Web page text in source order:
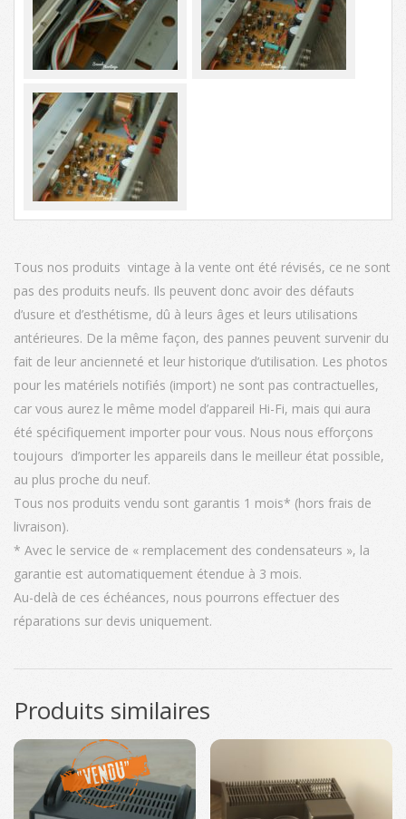
Tous nos produits vintage à la vente ont été révisés, ce ne sont
pas des produits neufs. Ils peuvent donc avoir des défauts
d’usure et d’esthétisme, dû à leurs âges et leurs utilisations
antérieures. De la même façon, des pannes peuvent survenir du
fait de leur ancienneté et leur historique d’utilisation. Les photos
pour les matériels notifiés (import) ne sont pas contractuelles,
car vous aurez le même model d’appareil Hi-Fi, mais qui aura
été spécifiquement importer pour vous. Nous nous efforçons
toujours d’importer les appareils dans le meilleur état possible,
au plus proche du neuf.
Tous nos produits vendu sont garantis 1 mois* (hors frais de
livraison).
* Avec le service de « remplacement des condensateurs », la
garantie est automatiquement étendue à 3 mois.
Au-delà de ces échéances, nous pourrons effectuer des
réparations sur devis uniquement.
Produits similaires